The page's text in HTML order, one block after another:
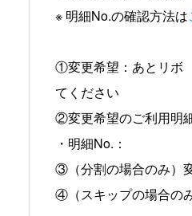
※ 明細No.の確認方法は
①変更希望：あとリ
てください
②変更希望のご利用明
・明細No.：
③（分割の場合のみ）
④（スキップの場合の